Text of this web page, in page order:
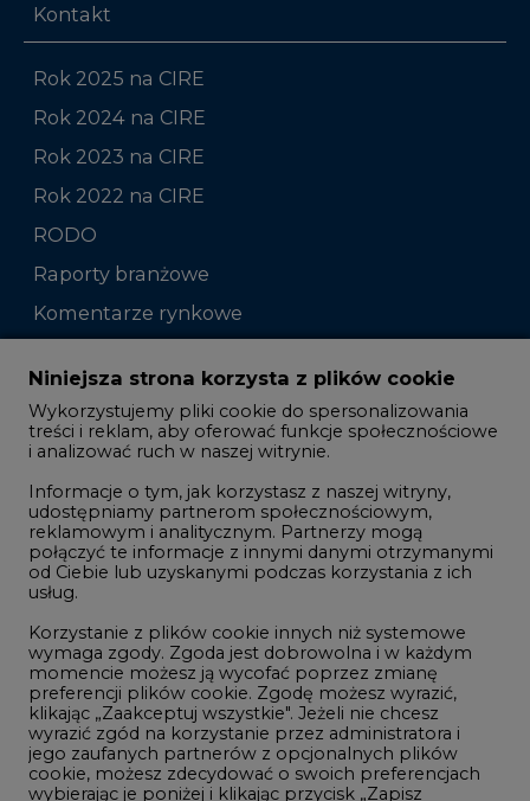
Kontakt
Rok 2025 na CIRE
Rok 2024 na CIRE
Rok 2023 na CIRE
Rok 2022 na CIRE
RODO
Raporty branżowe
Komentarze rynkowe
Zmiany kadrowe na rynku
Studio CIRE
Rozmowy o energetyce
Gospodarka
Geopolityka
LTE450
Innowacje i AI
Telekomunikacja i IT
Handel emisjami CO2
Wodór
Górnictwo
Niniejsza strona korzysta z plików cookie
Wykorzystujemy pliki cookie do spersonalizowania
treści i reklam, aby oferować funkcje społecznościowe
i analizować ruch w naszej witrynie.
Informacje o tym, jak korzystasz z naszej witryny,
udostępniamy partnerom społecznościowym,
reklamowym i analitycznym. Partnerzy mogą
połączyć te informacje z innymi danymi otrzymanymi
od Ciebie lub uzyskanymi podczas korzystania z ich
usług.
Korzystanie z plików cookie innych niż systemowe
wymaga zgody. Zgoda jest dobrowolna i w każdym
momencie możesz ją wycofać poprzez zmianę
preferencji plików cookie. Zgodę możesz wyrazić,
klikając „Zaakceptuj wszystkie". Jeżeli nie chcesz
wyrazić zgód na korzystanie przez administratora i
jego zaufanych partnerów z opcjonalnych plików
cookie, możesz zdecydować o swoich preferencjach
wybierając je poniżej i klikając przycisk „Zapisz